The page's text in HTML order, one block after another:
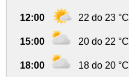
12:00 22 do 23 °C
15:00 20 do 22 °C
18:00 18 do 20 °C